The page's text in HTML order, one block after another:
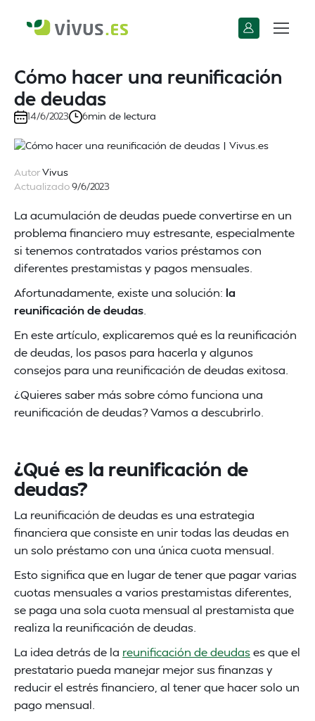
Cómo hacer una reunificación
de deudas
14/6/2023 6min de lectura
AutorVivus
Actualizado9/6/2023
La acumulación de deudas puede convertirse en un
problema financiero muy estresante, especialmente
si tenemos contratados varios préstamos con
diferentes prestamistas y pagos mensuales.
Afortunadamente, existe una solución: la
reunificación de deudas
En este artículo, explicaremos qué es la reunificación
de deudas, los pasos para hacerla y algunos
consejos para una reunificación de deudas exitosa.
¿Quieres saber más sobre cómo funciona una
reunificación de deudas? Vamos a descubrirlo.
¿Qué es la reunificación de
deudas?
La reunificación de deudas es una estrategia
financiera que consiste en unir todas las deudas en
un solo préstamo con una única cuota mensual.
Esto significa que en lugar de tener que pagar varias
cuotas mensuales a varios prestamistas diferentes,
se paga una sola cuota mensual al prestamista que
realiza la reunificación de deudas.
La idea detrás de la reunificación de deudases que el
prestatario pueda manejar mejor sus finanzas y
reducir el estrés financiero, al tener que hacer solo un
pago mensual.